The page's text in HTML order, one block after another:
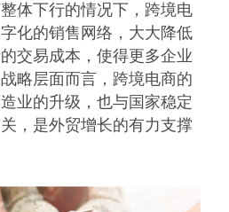
体下行的情况下，跨境电
化的销售网络，大大降低
交易成本，使得更多企业
略层面而言，跨境电商的
业的升级，也与国家稳定
，是外贸增长的有力支撑